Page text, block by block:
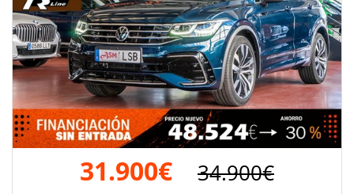
31.900€ 34.900€